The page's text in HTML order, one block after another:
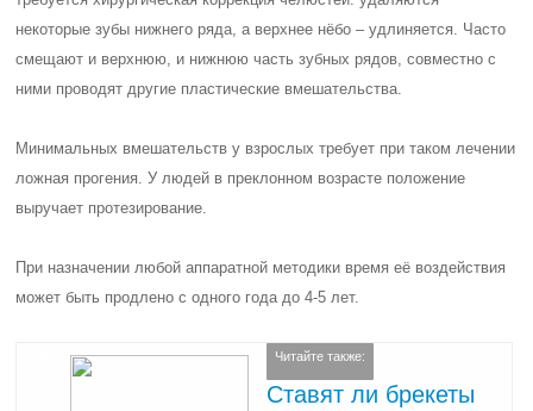
некоторые зубы нижнего ряда, а верхнее нёбо – удлиняется. Часто
смещают и верхнюю, и нижнюю часть зубных рядов, совместно с
ними проводят другие пластические вмешательства.
Минимальных вмешательств у взрослых требует при таком лечении
ложная прогения. У людей в преклонном возрасте положение
выручает протезирование.
При назначении любой аппаратной методики время её воздействия
может быть продлено с одного года до 4-5 лет.
Читайте также:
Ставят ли брекеты